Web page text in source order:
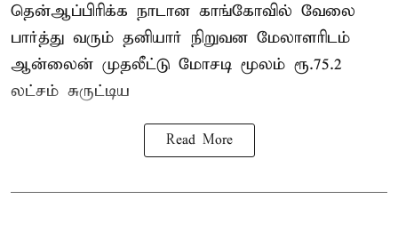
தென்ஆப்பிரிக்க நாடான காங்கோவில் வேலை
பார்த்து வரும் தனியார் நிறுவன மேலாளரிடம்
ஆன்லைன் முதலீட்டு மோசடி மூலம் ரூ.75.2
லட்சம் சுருட்டிய
Read More